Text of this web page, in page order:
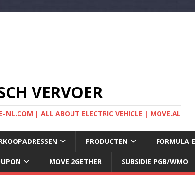
VERVOER
NL.COM | ALL ABOUT ELECTRIC VEHICLE | MOVE.AL
PRODUCTEN FORMULA E
MOVE 2GETHER SUBSIDIE PGB/WMO